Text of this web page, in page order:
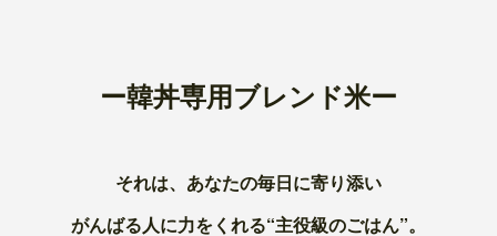
ー韓丼専用ブレンド米ー
それは、あなたの毎日に寄り添い
がんばる人に力をくれる“主役級のごはん”。